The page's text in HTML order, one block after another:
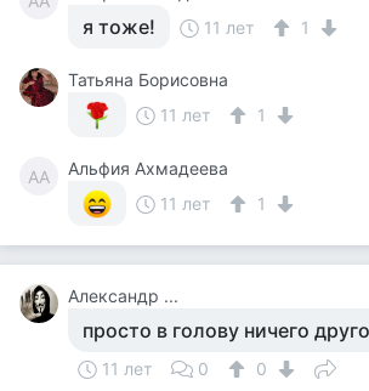
я тоже! 11 лет 1
Татьяна Борисовна
11 лет
1
АА
Альфия Ахмадеева
11 лет
1
Александр ...
просто в голову ничего
11 лет 0 0